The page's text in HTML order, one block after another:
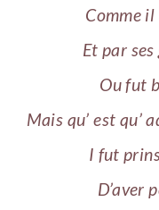
Comme
Et par
Ou fut
Mais qu’ est qu’
I fut
D’aver